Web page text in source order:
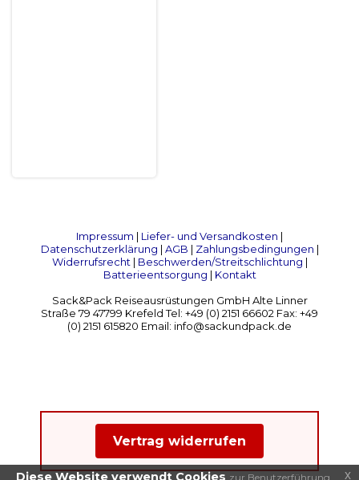
Impressum | Liefer- und Versandkosten |
Datenschutzerklärung | AGB | Zahlungsbedingungen |
Widerrufsrecht| Beschwerden/Streitschlichtung |
Batterieentsorgung | Kontakt
Sack&Pack Reiseausrüstungen GmbH Alte Linner
Straße 79 47799 Krefeld Tel: +49 (0) 2151 66602 Fax: +49
(0) 2151 615820 Email: info@sackundpack.de
Vertrag widerrufen
Diese Website verwendt Cookies zur Benutzerführung x